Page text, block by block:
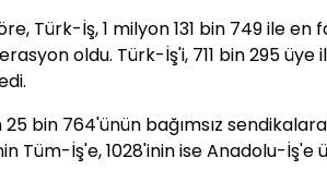
Türk-İş, 1 milyon 131 bin 749 ile en
oldu. Türk-İş'i, 711 bin 295 üye
25 bin 764'ünün bağımsız
Tüm-İş'e, 1028'inin ise Anadolu-İş'e